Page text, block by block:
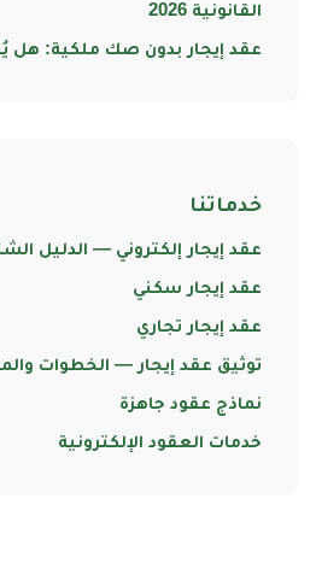
القانونية 2026
عقد إيجار بدون صك ملكية: هل
خدماتنا
عقد إيجار إلكتروني — الدليل
عقد إيجار سكني
عقد إيجار تجاري
توثيق عقد إيجار — الخطوات
نماذج عقود جاهزة
خدمات العقود الإلكترونية